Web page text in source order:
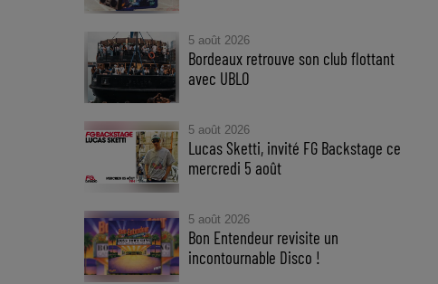
5 août 2026
Bordeaux retrouve son club flottant
avec UBLO
5 août 2026
Lucas Sketti, invité FG Backstage ce
mercredi 5 août
5 août 2026
Bon Entendeur revisite un
incontournable Disco !